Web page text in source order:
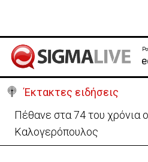
Έκτακτες ειδήσεις
Πέθανε στα 74 του χρόνια
Καλογερόπουλος